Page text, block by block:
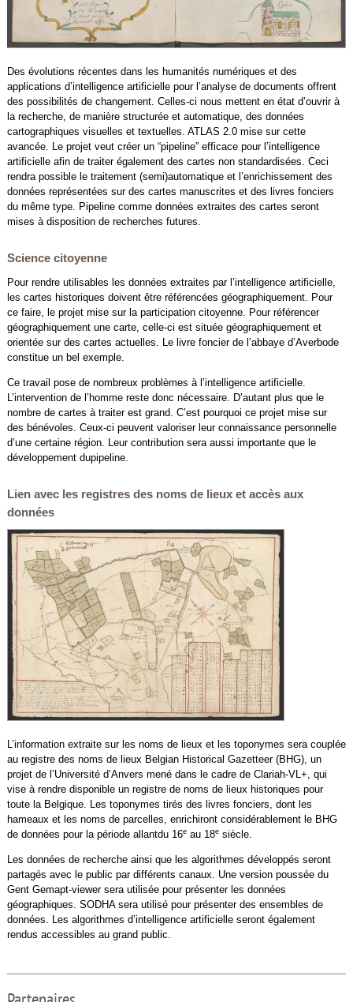
Des évolutions récentes dans les humanités numériques et des
applications d’intelligence artificielle pour l’analyse de documents offrent
des possibilités de changement. Celles-ci nous mettent en état d’ouvrir à
la recherche, de manière structurée et automatique, des données
cartographiques visuelles et textuelles. ATLAS 2.0 mise sur cette
avancée. Le projet veut créer un “pipeline” efficace pour l’intelligence
artificielle afin de traiter également des cartes non standardisées. Ceci
rendra possible le traitement (semi)automatique et l’enrichissement des
données représentées sur des cartes manuscrites et des livres fonciers
du même type. Pipeline comme données extraites des cartes seront
mises à disposition de recherches futures.
Science citoyenne
Pour rendre utilisables les données extraites par l’intelligence artificielle,
les cartes historiques doivent être référencées géographiquement. Pour
ce faire, le projet mise sur la participation citoyenne. Pour référencer
géographiquement une carte, celle-ci est située géographiquement et
orientée sur des cartes actuelles. Le livre foncier de l’abbaye d’Averbode
constitue un bel exemple.
Ce travail pose de nombreux problèmes à l’intelligence artificielle.
L’intervention de l’homme reste donc nécessaire. D’autant plus que le
nombre de cartes à traiter est grand. C’est pourquoi ce projet mise sur
des bénévoles. Ceux-ci peuvent valoriser leur connaissance personnelle
d’une certaine région. Leur contribution sera aussi importante que le
développement dupipeline.
Lien avec les registres des noms de lieux et accès aux
données
L’information extraite sur les noms de lieux et les toponymes sera couplée
au registre des noms de lieux Belgian Historical Gazetteer (BHG), un
projet de l’Université d’Anvers mené dans le cadre de Clariah-VL+, qui
vise à rendre disponible un registre de noms de lieux historiques pour
toute la Belgique. Les toponymes tirés des livres fonciers, dont les
hameaux et les noms de parcelles, enrichiront considérablement le BHG
de données pour la période allantdu 16eau 18esiècle.
Les données de recherche ainsi que les algorithmes développés seront
partagés avec le public par différents canaux. Une version poussée du
Gent Gemapt-viewer sera utilisée pour présenter les données
géographiques. SODHA sera utilisé pour présenter des ensembles de
données. Les algorithmes d’intelligence artificielle seront également
rendus accessibles au grand public.